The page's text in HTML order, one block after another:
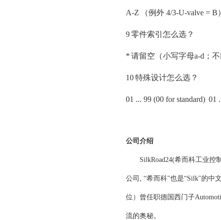
A-Z （例外 4/3-U-valve =
9零件索引怎么选？
* 请留空（小写字母a-d；
10特殊设计怎么选？
01 ... 99 (00 for standard) 01
公司介绍
SilkRoad24(希而科工业控
公司, “希而科"也是“Silk"的中
位）曾任职德国西门子
流的奥秘。